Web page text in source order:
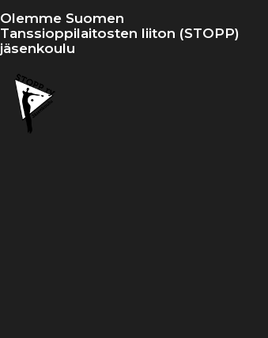
Olemme Suomen
Tanssioppilaitosten liiton (STOPP)
jäsenkoulu